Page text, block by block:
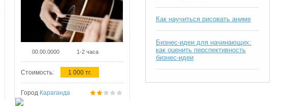
00.00.0000 1-2 часа
Стоимость: 1 000 тг.
Город Караганда
Как научиться рисовать аниме
Бизнес-идеи для начинающих:
как оценить перспективность
бизнес-идеи